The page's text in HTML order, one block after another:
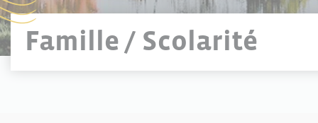
Famille / Scolarité